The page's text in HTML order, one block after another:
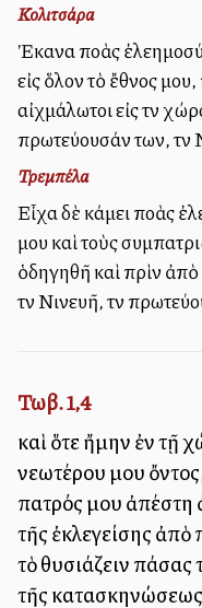
Κολιτσάρα
Ἐκανα πολλὰς
εἰς ὅλον τὸ ἔθνος
αἰχμάλωτοι εἰς τὴν
πρωτεύουσάν των, τὴν
Τρεμπέλα
Εἶχα δὲ κάμει πολλὰς
μου καὶ τοὺς
ὁδηγηθῆ καὶ πρὶν ἀπὸ
τὴν Νινευῆ, τὴν
Τωβ. 1,4
καὶ ὅτε ἤμην ἐν τῇ
νεωτέρου μου
πατρός μου ἀπέστη
τῆς ἐκλεγείσης
τὸ θυσιάζειν πάσας
τῆς